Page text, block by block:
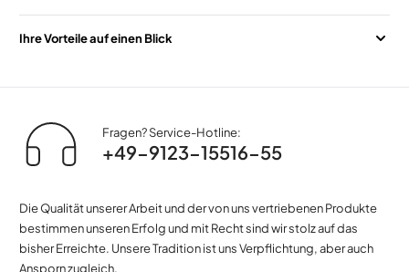
Ihre Vorteile auf einen Blick
Fragen? Service-Hotline:
+49-9123-15516-55
Die Qualität unserer Arbeit und der von uns vertriebenen Produkte
bestimmen unseren Erfolg und mit Recht sind wir stolz auf das
bisher Erreichte. Unsere Tradition ist uns Verpflichtung, aber auch
Ansporn zugleich.